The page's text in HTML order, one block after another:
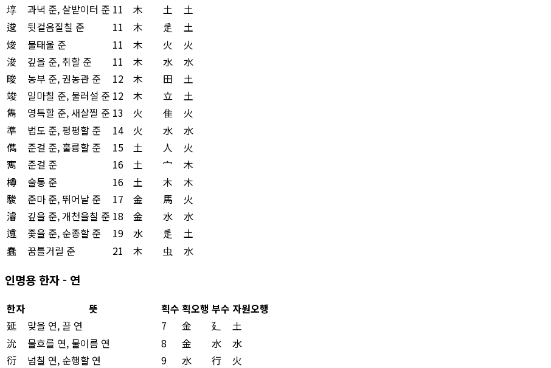
埻
과녁 준, 살받이터 준 11 木 土
土
逡
뒷걸음질칠 준 11 木 辵
土
焌
불태울 준 11 木 火
火
浚
깊을 준, 취할 준 11 木 水
水
畯
농부 준, 권농관 준 12 木 田
土
竣
일마칠 준, 물러설 준 12 木 立
土
雋
영특할 준, 새살찔 준 13 火 隹
火
準
법도 준, 평평할 준 14 火 水
水
儁
준걸 준, 훌륭할 준 15 土 人
火
寯
준걸 준 16 土 宀
木
樽
술통 준 16 土 木
木
駿
준마 준, 뛰어날 준 17 金 馬
火
濬
깊을 준, 개천을칠 준 18 金 水
水
遵
좇을 준, 순종할 준 19 水 辵
土
蠢
꿈틀거릴 준 21 木 虫 水
인명용 한자 - 연
한자 뜻 획수 획오행 부수 자원오행
延
맞을 연, 끌 연 7 金 廴
土
沇
물흐를 연, 물이름 연 8 金 水
水
衍
넘칠 연, 순행할 연 9 水 行
火